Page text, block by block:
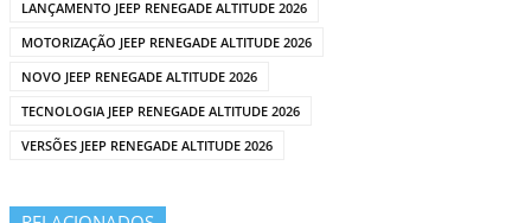
LANÇAMENTO JEEP RENEGADE ALTITUDE 2026
MOTORIZAÇÃO JEEP RENEGADE ALTITUDE 2026
NOVO JEEP RENEGADE ALTITUDE 2026
TECNOLOGIA JEEP RENEGADE ALTITUDE 2026
VERSÕES JEEP RENEGADE ALTITUDE 2026